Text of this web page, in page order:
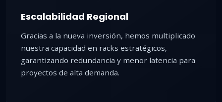
Escalabilidad Regional
Gracias a la nueva inversión, hemos multiplicado
nuestra capacidad en racks estratégicos,
garantizando redundancia y menor latencia para
proyectos de alta demanda.